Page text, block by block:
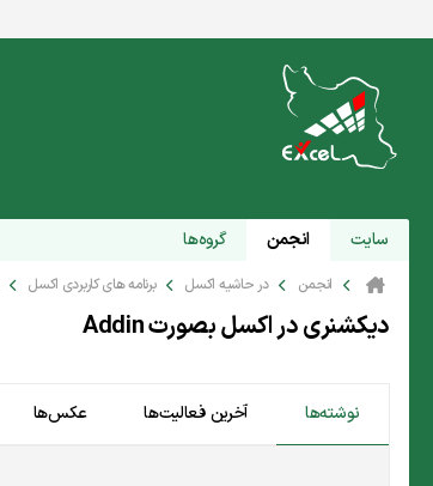
سایت انجمن گروه‌ها
انجمن در حاشیه اکسل برنامه های کاربردی اکسل
دیکشنری در اکسل بصورت Addin
نوشته‌ها آخرین فعالیت‌ها عکس‌ها